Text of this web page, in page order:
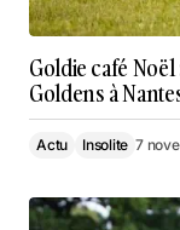
Goldie café
Goldens à
Actu Insolite 7